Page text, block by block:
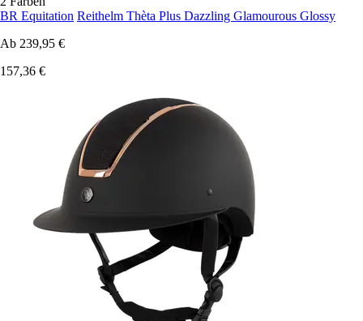
BR Equitation Reithelm Thèta Plus Dazzling Glamourous Glossy
Ab 239,95 €
157,36 €